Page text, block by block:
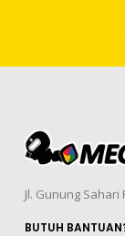
Jl. Gunung Sahari
BUTUH